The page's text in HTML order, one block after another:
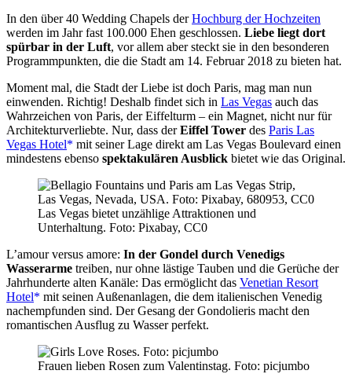
In den über 40 Wedding Chapels derHochburg der Hochzeiten
werden im Jahr fast 100.000 Ehen geschlossen. Liebe liegt dort
spürbar in der Luft, vor allem aber steckt sie in den besonderen
Programmpunkten, die die Stadt am 14. Februar 2018 zu bieten hat.
Moment mal, die Stadt der Liebe ist doch Paris, mag man nun
einwenden. Richtig! Deshalb findet sich in Las Vegas auch das
Wahrzeichen von Paris, der Eiffelturm – ein Magnet, nicht nur für
Architekturverliebte. Nur, dass derEiffel Tower des Paris Las
Vegas Hotel
mit seiner Lage direkt am Las Vegas Boulevard einen
mindestens ebenso spektakulären Ausblick bietet wie das Original.
Las Vegas bietet unzählige Attraktionen und
Unterhaltung. Foto: Pixabay, CC0
L’amour versus amore: In der Gondel durch Venedigs
Wasserarme treiben, nur ohne lästige Tauben und die Gerüche der
Jahrhunderte alten Kanäle: Das ermöglicht das Venetian Resort
Hotel
mit seinen Außenanlagen, die dem italienischen Venedig
nachempfunden sind. Der Gesang der Gondolieris macht den
romantischen Ausflug zu Wasser perfekt.
Frauen lieben Rosen zum Valentinstag. Foto: picjumbo